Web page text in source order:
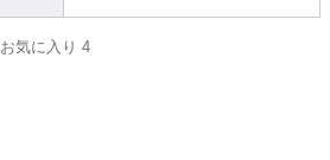
お気に入り 4